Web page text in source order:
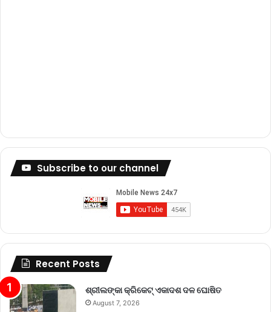
Subscribe to our channel
Recent Posts
ଶ୍ରୀଲଙ୍କା କ୍ରିକେଟ୍‌ ଏକାଦଶ ଦଳ ଘୋଷିତ
August 7, 2026